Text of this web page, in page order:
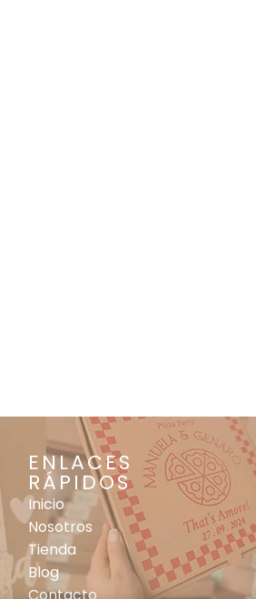
ENLACES
RÁPIDOS
Inicio
Nosotros
Tienda
Blog